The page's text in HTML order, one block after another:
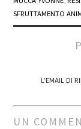
SFRUTTAMENTO
L’EMAIL DI
UN